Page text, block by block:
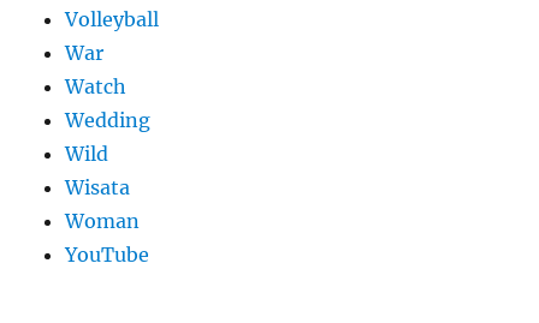
Volleyball
War
Watch
Wedding
Wild
Wisata
Woman
YouTube